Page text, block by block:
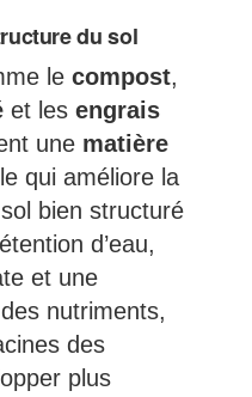
du sol
le compost,
et les engrais
une matière
qui améliore la
bien structuré
d’eau,
et une
nutriments,
des
plus